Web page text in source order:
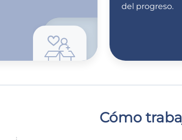
del progreso.
Cómo